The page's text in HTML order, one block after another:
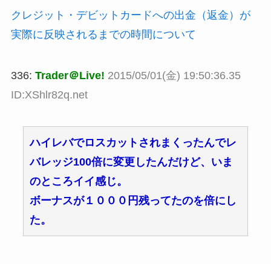
クレジット・デビットカードへの出金（返金）が
実際に反映されるまでの時間について
336: Trader＠Live! 2015/05/01(金) 19:50:36.35
ID:XShlr82q.net
ハイレバでロスカットされまくったんでレ
バレッジ100倍に変更したんだけど、いま
のところイイ感じ。
ボーナスが１０００円残ってたのを倍にし
た。